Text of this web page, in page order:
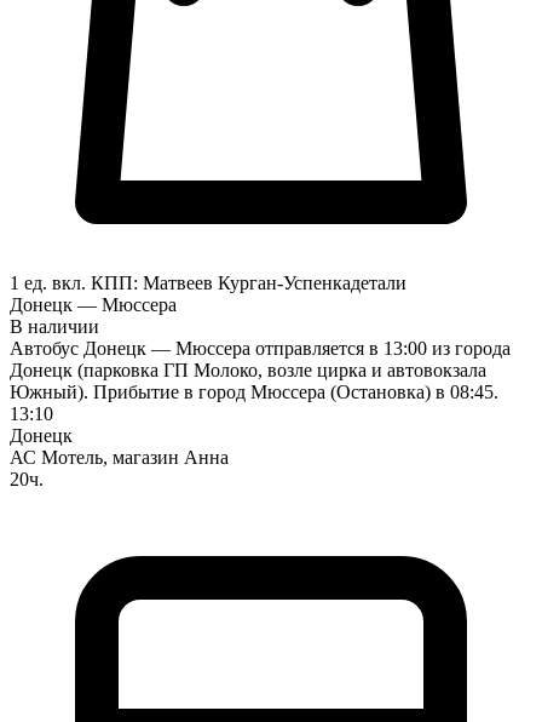
1 ед. вкл. КПП: Матвеев Курган-Успенкадетали
Донецк — Мюссера
В наличии
Автобус Донецк — Мюссера отправляется в 13:00 из города
Донецк (парковка ГП Молоко, возле цирка и автовокзала
Южный). Прибытие в город Мюссера (Остановка) в 08:45.
13:10
Донецк
АС Мотель, магазин Анна
20ч.